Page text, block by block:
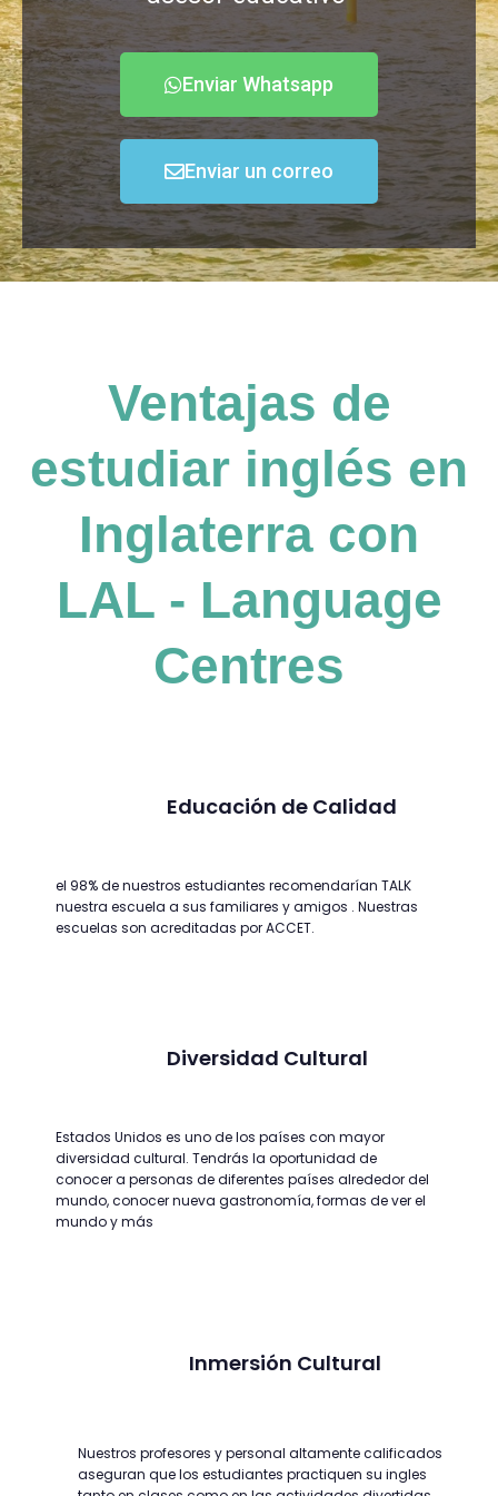
Enviar Whatsapp
Enviar un correo
Ventajas de
estudiar inglés en
Inglaterra con
LAL - Language
Centres
Educación de Calidad
el 98% de nuestros estudiantes recomendarían TALK
nuestra escuela a sus familiares y amigos . Nuestras
escuelas son acreditadas por ACCET.
Diversidad Cultural
Estados Unidos es uno de los países con mayor
diversidad cultural. Tendrás la oportunidad de
conocer a personas de diferentes países alrededor del
mundo, conocer nueva gastronomía, formas de ver el
mundo y más
Inmersión Cultural
Nuestros profesores y personal altamente calificados
aseguran que los estudiantes practiquen su ingles